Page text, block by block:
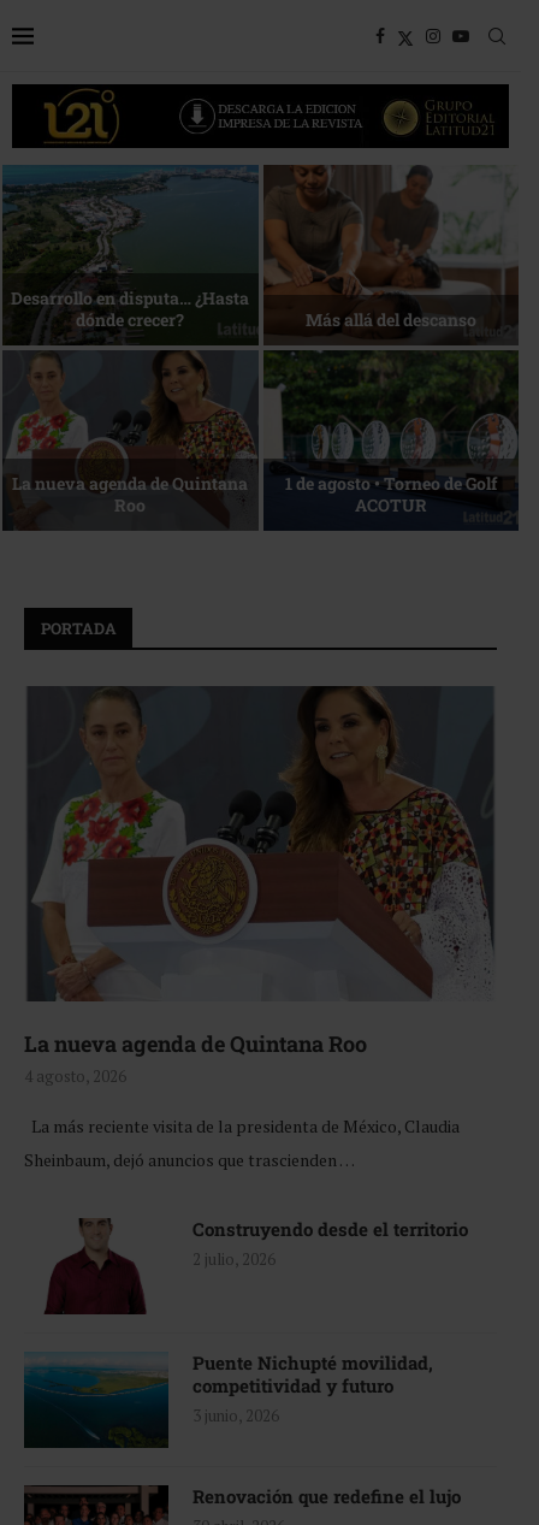
Bottega, un viaje servido a la
mesa
Energía que Impulsa la
competitividad
Reconocimiento de viajeros La esencia del servicio
PORTADA
La nueva agenda de Quintana Roo
4 agosto, 2026
La más reciente visita de la presidenta de México, Claudia
Sheinbaum, dejó anuncios que trascienden …
Construyendo desde el territorio
2 julio, 2026
Puente Nichupté movilidad,
competitividad y futuro
3 junio, 2026
Renovación que redefine el lujo